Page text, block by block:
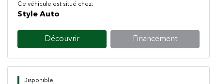
Ce véhicule est situé chez:
Style Auto
Découvrir Financement
Disponible